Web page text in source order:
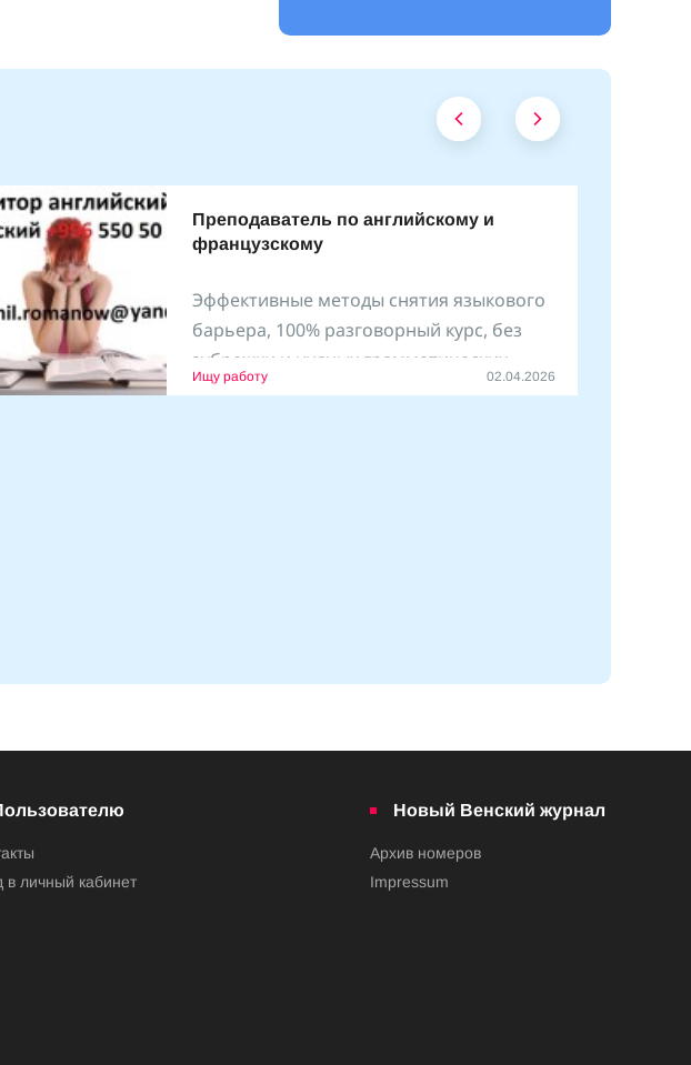
Преподаватель по английскому и
французскому
Эффективные методы снятия языкового
барьера, 100% разговорный курс, без
зубрежки и нудных грамматических
упражнений.
Ищу работу 02.04.2026
в личный кабинет
Новый Венский журнал
Архив номеров
Impressum